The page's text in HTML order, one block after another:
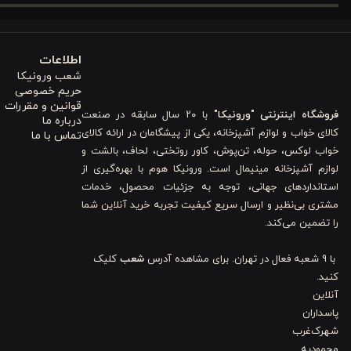
2. لطافت واقعی برای خواب سالم
کاملاً سازگار با پوست بوده و احتمال حساسیت، خارش یا تعریق
می‌کنید؛ خوابی که برای استفاده روزمره، طولانی‌مدت و حتی پوست‌های
این ویژگی به‌خصوص برای خانواده‌ها و افرادی که به سلامت پوست
3. تنفس‌پذیری بالا و مناسب برای چهار فصل
یکی از مشکلات رایج در کالای خواب، تعریق شبانه یا احساس سرمای
را متعادل نگه می‌دارد و از تجمع رطوبت جلوگیری می‌کند. در تابستان
به همین دلیل، یک انتخاب چهارفصل، کاربردی و مقرون‌به‌صرفه
این تعادل دمایی باعث خواب عمیق‌تر، آرام‌تر و کاهش بیدارشدن‌های
4. ترکیب زیبایی و کاربرد
فروشگاه اینترنتی "ورونیکا"
با ۲۰ سال سابقه در صنعت
کالای خواب و لوازم آشپزخانه، یکی از پیشگامان در ارائه کالای
خواب لوکس، حوله، تن‌پوش، کاور روتختی، لحاف، بالشت و
لوازم آشپزخانه مینیمال است. ورونیکا هوم با بهره‌گیری از
استانداردهای جهانی، توجه به جزئیات محصول، خدمات
مشتری بی‌نظیر و ارسال سریع کیفیت تجربه خرید آنلاین شما
را تضمین می‌کند.
با 9 شعبه فعال در تهران. برای مشاهده آدرس شعب کلیک
کنید.
آنلاین
پاسداران
شهرک‌غرب
اطلاعات
شعب ورونیکا
حریم خصوصی
قوانین و مقررات
درباره ما
تماس با ما